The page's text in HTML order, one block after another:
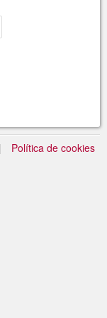
Política de cookies